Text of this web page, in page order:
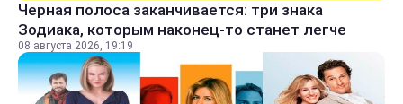
Черная полоса заканчивается: три знака
Зодиака, которым наконец-то станет легче
08 августа 2026, 19:19